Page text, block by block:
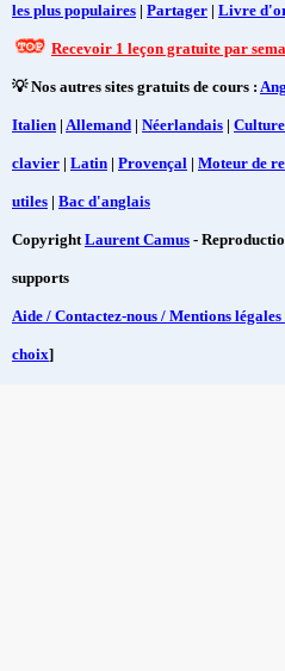
les plus populaires | Partager | Livre
Recevoir 1 leçon gratuite par
💡 Nos autres sites gratuits de cours :
Italien | Allemand | Néerlandais |
clavier | Latin | Provençal | Moteur de
utiles | Bac d'anglais
CopyrightLaurent Camus -
supports
Aide / Contactez-nous / Mentions
choix]